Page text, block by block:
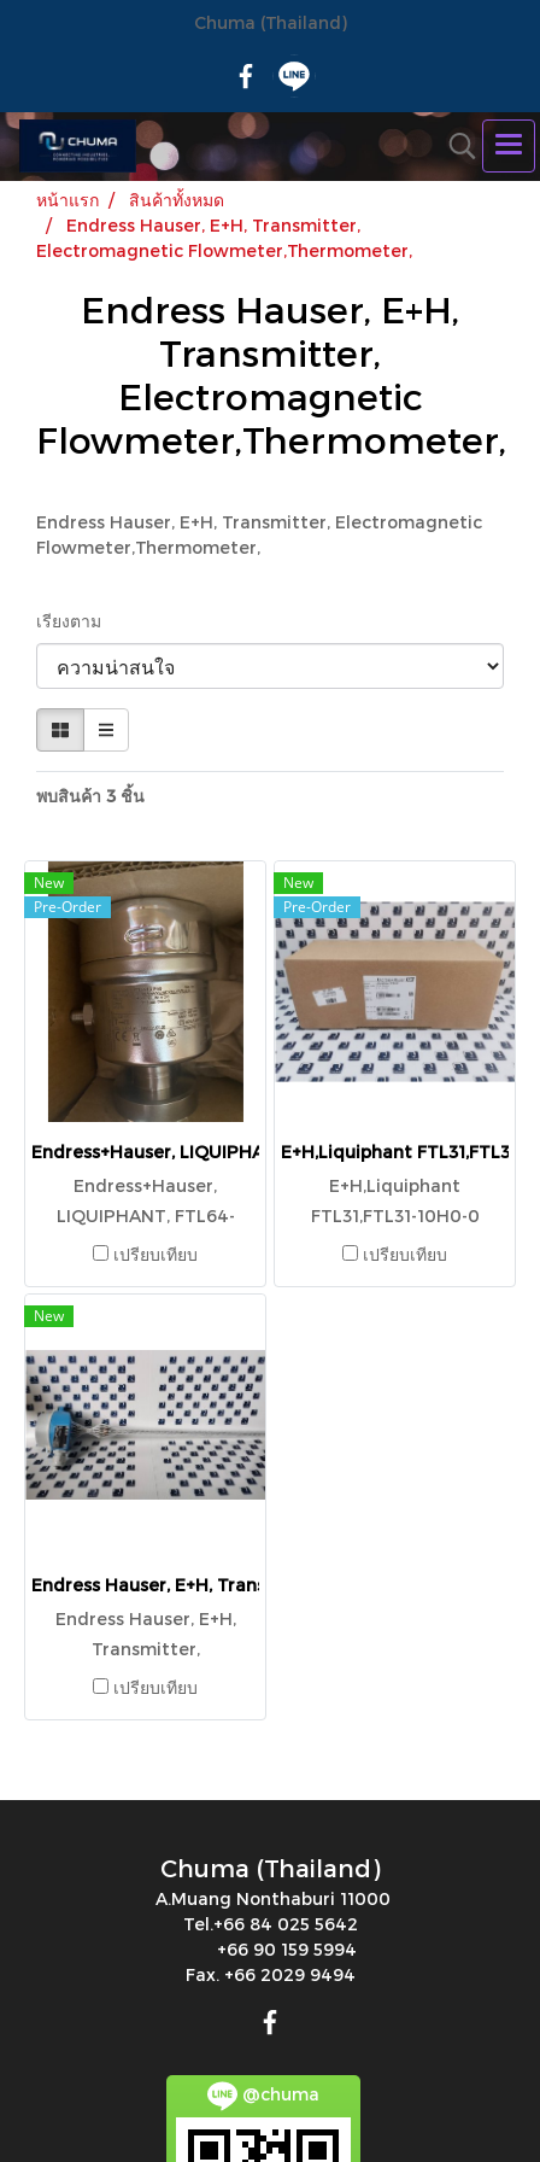
Chuma (Thailand)
หน้าแรก
สินค้าทั้งหมด
Endress Hauser, E+H, Transmitter,
Electromagnetic Flowmeter,Thermometer,
Endress Hauser, E+H,
Transmitter,
Electromagnetic
Flowmeter,Thermometer,
Endress Hauser, E+H, Transmitter, Electromagnetic
Flowmeter,Thermometer,
เรียงตาม
พบสินค้า 3 ชิ้น
New
Pre-Order
Endress+Hauser, LIQUIPHANT, FTL64-
Endress+Hauser,
LIQUIPHANT, FTL64-
AAA2ADMEA2CJI1VBJ+LA
เปรียบเทียบ
New
Pre-Order
E+H,Liquiphant FTL31,FTL31-
E+H,Liquiphant
FTL31,FTL31-10H0-0
เปรียบเทียบ
New
Endress Hauser, E+H, Transmitter, Electromagnetic
Endress Hauser, E+H,
Transmitter,
Electromagnetic
0...100 °C
เปรียบเทียบ
Chuma (Thailand)
A.Muang Nonthaburi 11000
Tel.+66 84 025 5642
+66 90 159 5994
Fax. +66 2029 9494
@chuma